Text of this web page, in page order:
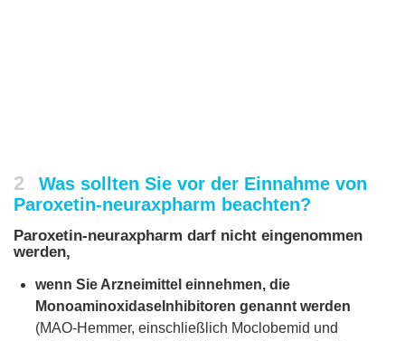
2
Was sollten Sie vor der Einnahme von
Paroxetin-neuraxpharm beachten?
Paroxetin-neuraxpharm darf nicht eingenommen
werden,
wenn Sie Arzneimittel einnehmen, die
MonoaminoxidaseInhibitoren genannt werden
(MAO-Hemmer, einschließlich Moclobemid und